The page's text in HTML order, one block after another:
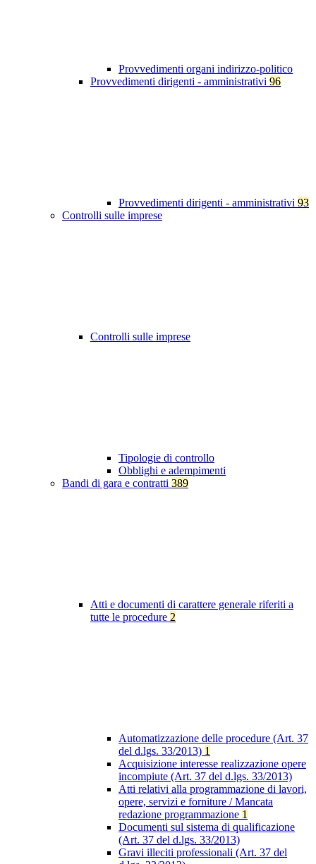
Provvedimenti organi indirizzo-politico
Provvedimenti dirigenti - amministrativi 96
Provvedimenti dirigenti - amministrativi 93
Controlli sulle imprese
Controlli sulle imprese
Tipologie di controllo
Obblighi e adempimenti
Bandi di gara e contratti 389
Atti e documenti di carattere generale riferiti a
tutte le procedure 2
Automatizzazione delle procedure (Art. 37
del d.lgs. 33/2013) 1
Acquisizione interesse realizzazione opere
incompiute (Art. 37 del d.lgs. 33/2013)
Atti relativi alla programmazione di lavori,
opere, servizi e forniture / Mancata
redazione programmazione 1
Documenti sul sistema di qualificazione
(Art. 37 del d.lgs. 33/2013)
Gravi illeciti professionali (Art. 37 del